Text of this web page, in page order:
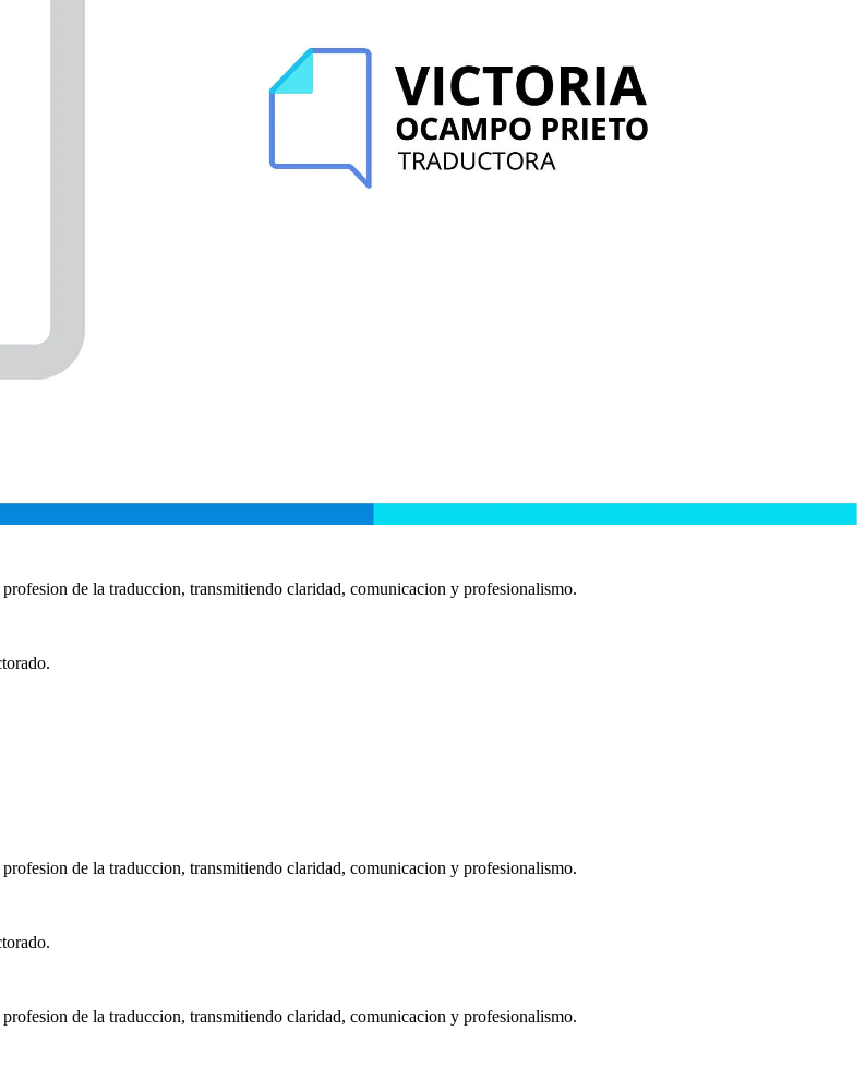
de la traduccion, transmitiendo claridad, comunicacion y profesionalismo.
de la traduccion, transmitiendo claridad, comunicacion y profesionalismo.
de la traduccion, transmitiendo claridad, comunicacion y profesionalismo.